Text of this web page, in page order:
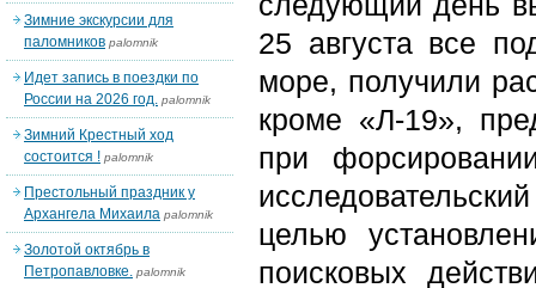
25 августа все
море, получили
кроме «Л-19»,
при
целью
поисковых
Зимние экскурсии для
паломников palomnik
Идет запись в поездки по
России на 2026 год. palomnik
Зимний Крестный ход
состоится ! palomnik
Престольный праздник у
Архангела Михаила palomnik
Золотой октябрь в
Петропавловке. palomnik